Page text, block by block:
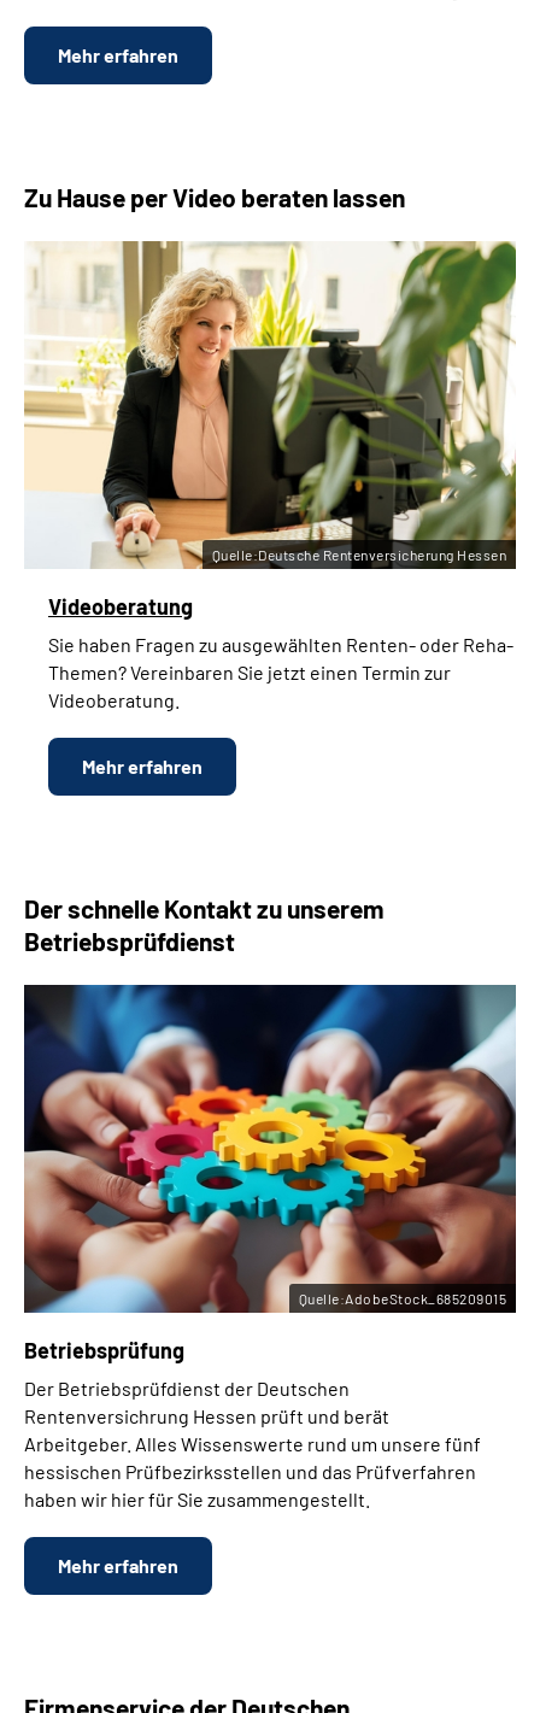
Mehr erfahren
Zu Hause per Video beraten lassen
Videoberatung
Sie haben Fragen zu ausgewählten Renten- oder Reha-
Themen? Vereinbaren Sie jetzt einen Termin zur
Videoberatung.
Mehr erfahren
Quelle:Deutsche Rentenversicherung Hessen
Der schnelle Kontakt zu unserem
Betriebsprüfdienst
Betriebsprüfung
Der Betriebsprüfdienst der Deutschen
Rentenversichrung Hessen prüft und berät
Arbeitgeber. Alles Wissenswerte rund um unsere fünf
hessischen Prüfbezirksstellen und das Prüfverfahren
haben wir hier für Sie zusammengestellt.
Mehr erfahren
Quelle:AdobeStock_685209015